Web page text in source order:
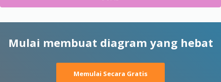
Mulai membuat diagram yang hebat
Memulai Secara Gratis